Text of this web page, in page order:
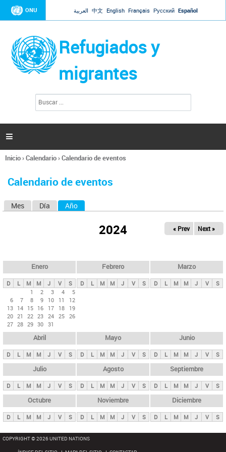
Jump to navigation
ONU العربية 中文 English Français Русский Español
Refugiados y
migrantes
l
d
s

Se
usted
Inicio›Calendario›Calendario de eventos
Calendario de eventos
s
p
n
i
p
a
l
s
Mes Día Año
2024 « Prev Next »
Enero
D L M M J V
S
1
2 3 4
5
6
7 8 9 10 11
12
13 14 15 16 17 18
19
20 21 22 23 24 25 26
27 28 29 30 31
Febrero
D L M M J V S
Marzo
D L M M J V S
Abril
D L M M J V S
Mayo
D L M M J V S
Junio
D L M M J V S
Julio
D L M M J V S
Agosto
D L M M J V S
Septiembre
D L M M J V S
Octubre
D L M M J V S
Noviembre
D L M M J V S
Diciembre
D L M M J V S
COPYRIGHT © 2026 UNITED NATIONS